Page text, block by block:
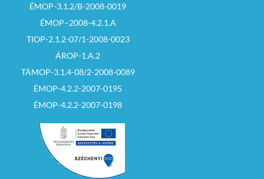
ÉMOP-3.1.2/B-2008-0019
ÉMOP–2008-4.2.1.A
TIOP-2.1.2-07/1-2008-0023
ÁROP-1.A.2
TÁMOP-3.1.4-08/2-2008-0089
ÉMOP-4.2.2-2007-0195
ÉMOP-4.2.2-2007-0198